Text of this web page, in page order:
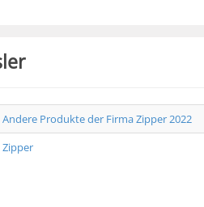
Andere Produkte der Firma Zipper 2022
Zipper